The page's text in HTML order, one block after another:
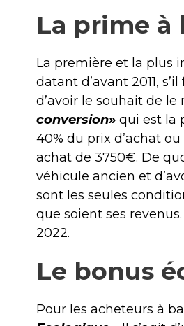
La prime à
La première et la plus
datant d’avant 2011,
d’avoir le souhait de
conversion» qui est la
40% du prix d’achat
achat de 3750€. De
véhicule ancien et
sont les seules
que soient ses
2022.
Le bonus
Pour les acheteurs à